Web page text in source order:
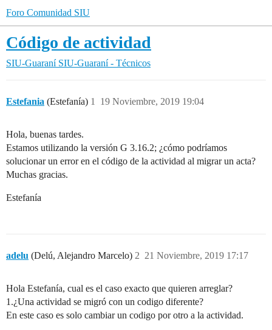
Foro Comunidad SIU
Código de actividad
SIU-Guaraní SIU-Guaraní - Técnicos
Estefania (Estefanía) 19 Noviembre, 2019 19:04
1
Hola, buenas tardes.
Estamos utilizando la versión G 3.16.2; ¿cómo podríamos
solucionar un error en el código de la actividad al migrar un acta?
Muchas gracias.
Estefanía
adelu (Delú, Alejandro Marcelo) 21 Noviembre, 2019 17:17
2
Hola Estefanía, cual es el caso exacto que quieren arreglar?
1.¿Una actividad se migró con un codigo diferente?
En este caso es solo cambiar un codigo por otro a la actividad.